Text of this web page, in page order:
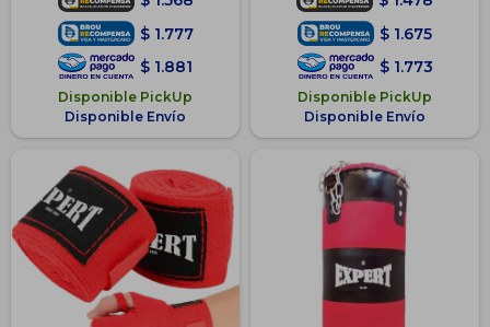
$ 1.777
$ 1.881
Disponible PickUp
Disponible Envío
$ 1.675
$ 1.773
Disponible PickUp
Disponible Envío